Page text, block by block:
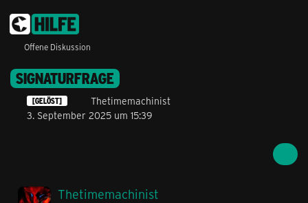
Offene Diskussion
SIGNATURFRAGE
[GELÖST]
Thetimemachinist
3. September 2025 um 15:39
Thetimemachinist